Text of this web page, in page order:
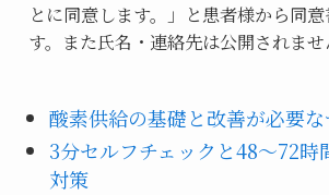
とに同意します。」と患者様から同
す。また氏名・連絡先は公開されませ
酸素供給の基礎と改善が必要な
3分セルフチェックと48〜72時
対策